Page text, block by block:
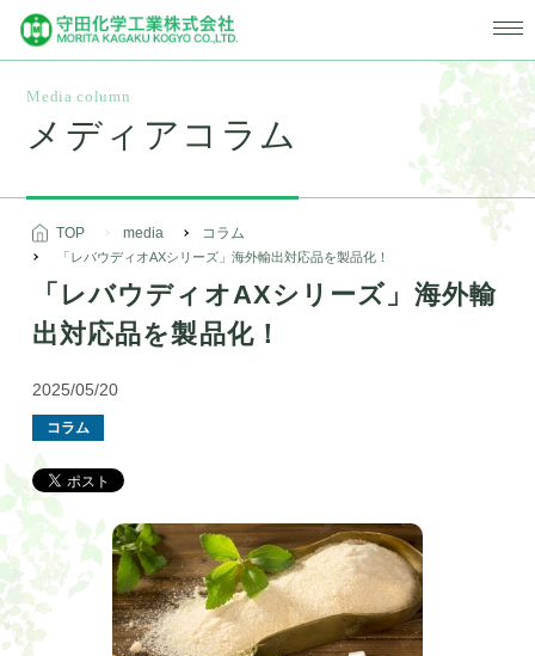
Media column
メディアコラム
TOP media コラム
「レバウディオAXシリーズ」海外輸出対応品を製品化！
「レバウディオAXシリーズ」海外輸
出対応品を製品化！
2025/05/20
コラム